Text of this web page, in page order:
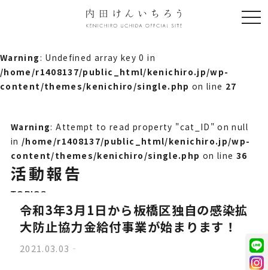
Warning : Undefined array key 0 in
/home/r1408137/public_html/kenichiro.jp/wp-
content/themes/kenichiro/single.php on line 27
Warning: Attempt to read property "cat_ID" on null
in /home/r1408137/public_html/kenichiro.jp/wp-
content/themes/kenichiro/single.php on line 36
活動報告
TOPICS
令和3年3月1日から板橋区独自の感染拡
大防止協力金給付事業が始まります！
2021.03.03